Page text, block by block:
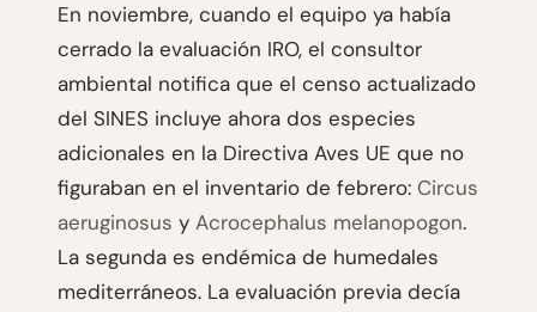
En noviembre, cuando el equipo ya había
cerrado la evaluación IRO, el consultor
ambiental notifica que el censo actualizado
del SINES incluye ahora dos especies
adicionales en la Directiva Aves UE que no
figuraban en el inventario de febrero: Circus
aeruginosus y Acrocephalus melanopogon.
La segunda es endémica de humedales
mediterráneos. La evaluación previa decía